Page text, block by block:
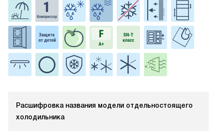
Расшифровка названия модели отдельностоящего
холодильника